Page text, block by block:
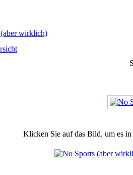
wirklich)
Klicken Sie auf das Bild, um es